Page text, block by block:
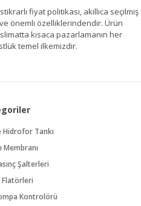
fiyat politikası, akıllıca seçilmiş
önemli özelliklerindendir. Ürün
kısaca pazarlamanın her
temel ilkemizdir.
Hidrofor Tankı
Membranı
Şalterleri
Flatörleri
Kontrolörü